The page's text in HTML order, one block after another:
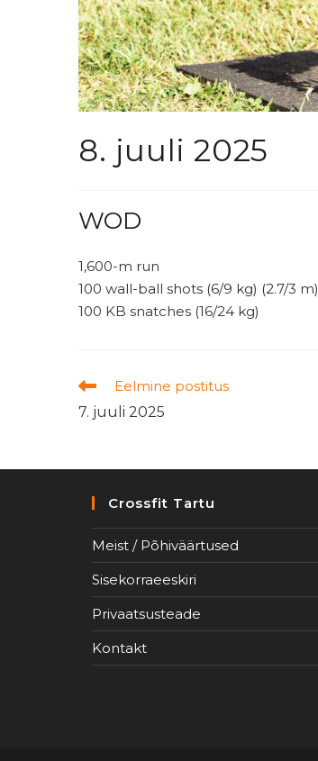
8. juuli 2025
WOD
1,600-m run
100 wall-ball shots (6/9 kg) (2.7/3 m)
100 KB snatches (16/24 kg)
Read
more
articles
Eelmine postitus
7. juuli 2025
Crossfit Tartu
Meist / Põhiväärtused
Sisekorraeeskiri
Privaatsusteade
Kontakt